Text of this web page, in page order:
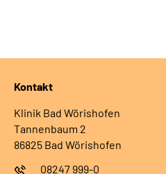
Kontakt
Klinik Bad Wörishofen
Tannenbaum 2
86825 Bad Wörishofen
08247 999-0